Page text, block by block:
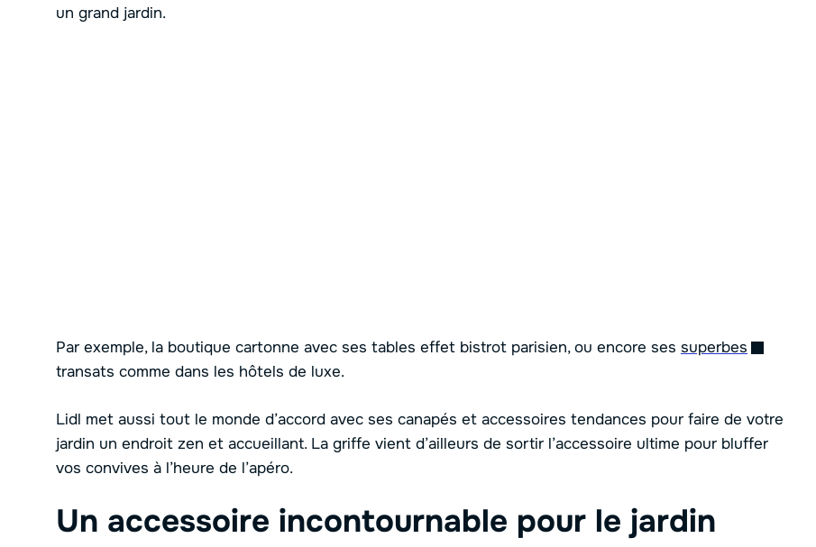
un grand jardin.
Par exemple, la boutique cartonne avec ses tables effet bistrot parisien, ou encore ses superbes
transats comme dans les hôtels de luxe.
Lidl met aussi tout le monde d’accord avec ses canapés et accessoires tendances pour faire de votre
jardin un endroit zen et accueillant. La griffe vient d’ailleurs de sortir l’accessoire ultime pour bluffer
vos convives à l’heure de l’apéro.
Un accessoire incontournable pour le jardin